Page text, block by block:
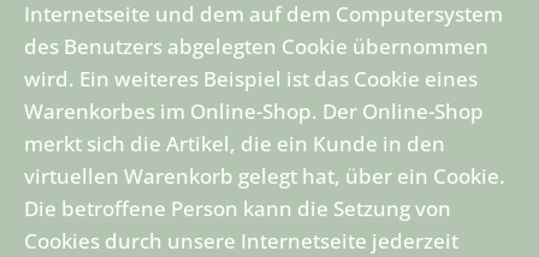
Internetseite und dem auf dem Computersystem
des Benutzers abgelegten Cookie übernommen
wird. Ein weiteres Beispiel ist das Cookie eines
Warenkorbes im Online-Shop. Der Online-Shop
merkt sich die Artikel, die ein Kunde in den
virtuellen Warenkorb gelegt hat, über ein Cookie.
Die betroffene Person kann die Setzung von
Cookies durch unsere Internetseite jederzeit